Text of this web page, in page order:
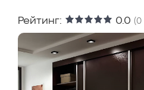
Рейтинг: 0.0 (0